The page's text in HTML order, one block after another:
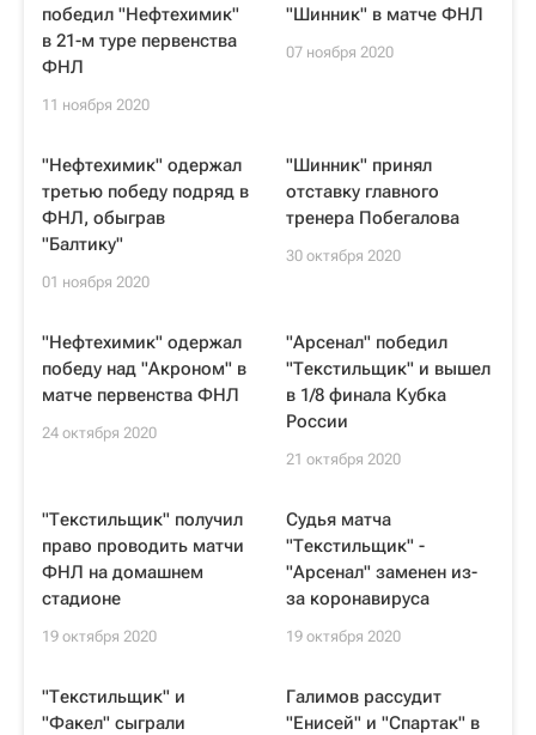
победил "Нефтехимик"
в 21-м туре первенства
ФНЛ
11 ноября 2020
"Шинник" в матче ФНЛ
07 ноября 2020
"Нефтехимик" одержал
третью победу подряд в
ФНЛ, обыграв
"Балтику"
01 ноября 2020
"Шинник" принял
отставку главного
тренера Побегалова
30 октября 2020
"Нефтехимик" одержал
победу над "Акроном" в
матче первенства ФНЛ
24 октября 2020
"Арсенал" победил
"Текстильщик" и вышел
в 1/8 финала Кубка
России
21 октября 2020
"Текстильщик" получил
право проводить матчи
ФНЛ на домашнем
стадионе
19 октября 2020
Судья матча
"Текстильщик" -
"Арсенал" заменен из-
за коронавируса
19 октября 2020
"Текстильщик" и
"Факел" сыграли
Галимов рассудит
"Енисей" и "Спартак" в